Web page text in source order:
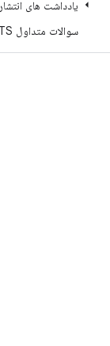
یادداشت های انتشار CTS
سوالات متداول CTS